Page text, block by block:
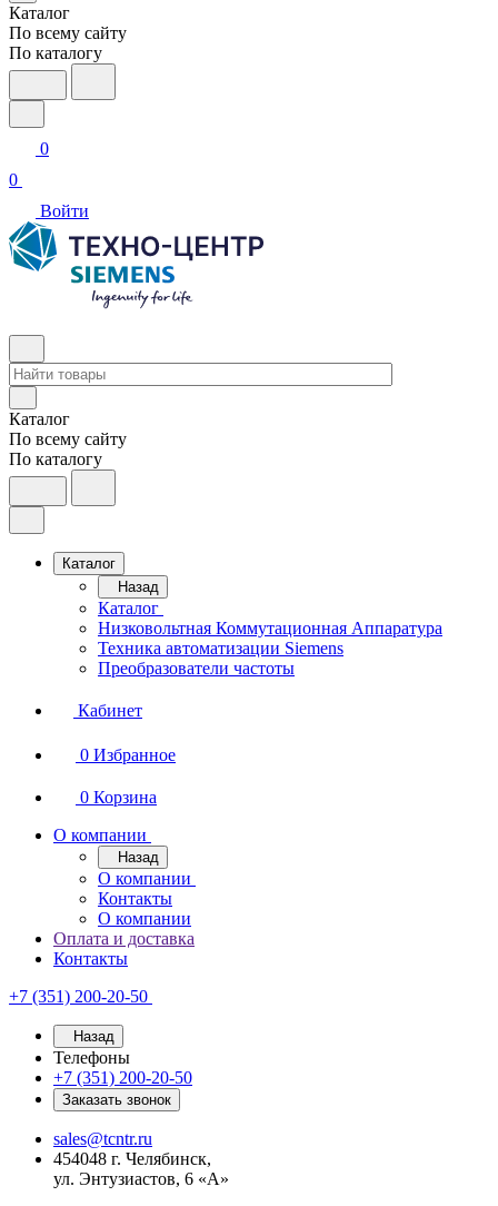
Каталог
По всему сайту
По каталогу
0
0
Войти
Каталог
По всему сайту
По каталогу
Каталог
Назад
Каталог
Низковольтная Коммутационная Аппаратура
Техника автоматизации Siemens
Преобразователи частоты
Кабинет
0 Избранное
0 Корзина
О компании
Назад
О компании
Контакты
О компании
Оплата и доставка
Контакты
+7 (351) 200-20-50
Назад
Телефоны
+7 (351) 200-20-50
Заказать звонок
sales@tcntr.ru
454048 г. Челябинск,
ул. Энтузиастов, 6 «А»